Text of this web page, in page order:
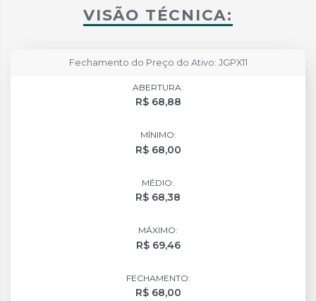
VISÃO TÉCNICA:
Fechamento do Preço do Ativo: JGPX11
ABERTURA:
R$ 68,88
MÍNIMO:
R$ 68,00
MÉDIO:
R$ 68,38
MÁXIMO:
R$ 69,46
FECHAMENTO:
R$ 68,00